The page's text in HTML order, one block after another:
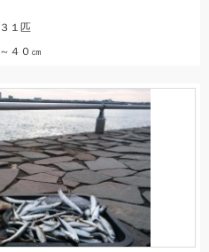
１匹
４０㎝